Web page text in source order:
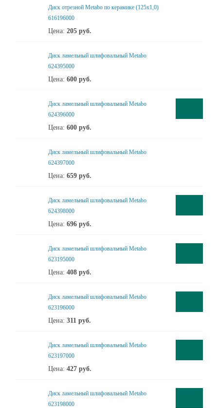
Диск отрезной Metabo по керамике (125x1,0)
616196000
Цена: 205 руб.
Диск ламельный шлифовальный Metabo
624395000
Цена: 600 руб.
Диск ламельный шлифовальный Metabo
624396000
Цена: 600 руб.
Диск ламельный шлифовальный Metabo
624397000
Цена: 659 руб.
Диск ламельный шлифовальный Metabo
624398000
Цена: 696 руб.
Диск ламельный шлифовальный Metabo
623195000
Цена: 408 руб.
Диск ламельный шлифовальный Metabo
623196000
Цена: 311 руб.
Диск ламельный шлифовальный Metabo
623197000
Цена: 427 руб.
Диск ламельный шлифовальный Metabo
623198000